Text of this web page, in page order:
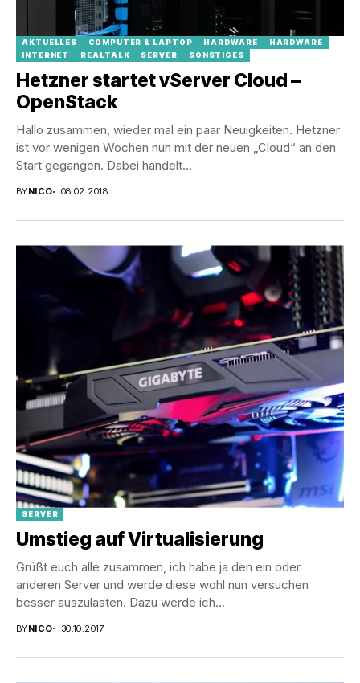
AKTUELLES COMPUTER & LAPTOP HARDWARE
HARDWARE
INTERNET
REALTALK SERVER SONSTIGES
Hetzner startet vServer Cloud –
OpenStack
Hallo zusammen, wieder mal ein paar Neuigkeiten. Hetzner
ist vor wenigen Wochen nun mit der neuen „Cloud“ an den
Start gegangen. Dabei handelt...
BYNICO 08.02.2018
SERVER
Umstieg auf Virtualisierung
Grüßt euch alle zusammen, ich habe ja den ein oder
anderen Server und werde diese wohl nun versuchen
besser auszulasten. Dazu werde ich...
BYNICO 30.10.2017